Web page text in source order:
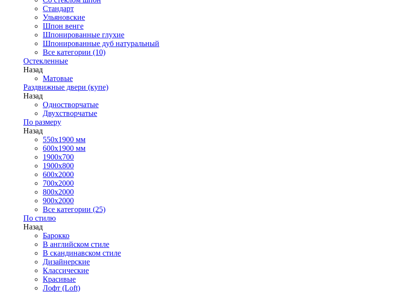
Стандарт
Ульяновские
Шпон венге
Шпонированные глухие
Шпонированные дуб натуральный
Все категории (10)
Остекленные
Назад
Матовые
Раздвижные двери (купе)
Назад
Одностворчатые
Двухстворчатые
По размеру
Назад
550x1900 мм
600x1900 мм
1900х700
1900х800
600x2000
700x2000
800x2000
900x2000
Все категории (25)
По стилю
Назад
Барокко
В английском стиле
В скандинавском стиле
Дизайнерские
Классические
Красивые
Лофт (Loft)